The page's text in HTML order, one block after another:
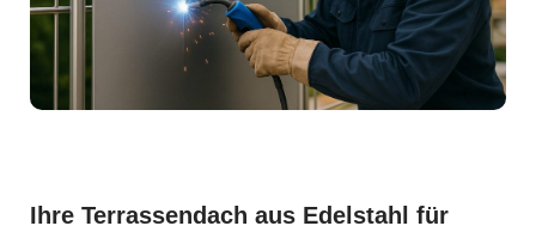
Ihre Terrassendach aus Edelstahl für